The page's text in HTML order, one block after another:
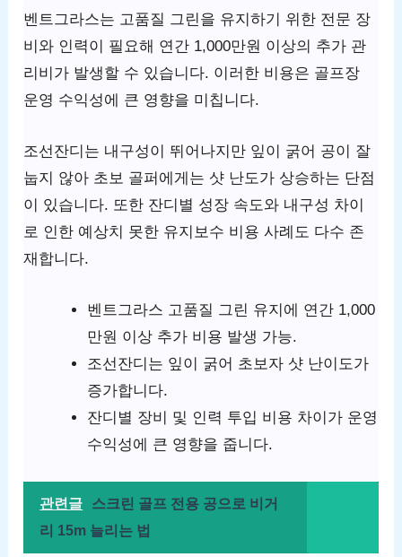
벤트그라스는 고품질 그린을 유지하기 위한 전문 장
비와 인력이 필요해 연간 1,000만원 이상의 추가 관
리비가 발생할 수 있습니다. 이러한 비용은 골프장
운영 수익성에 큰 영향을 미칩니다.
조선잔디는 내구성이 뛰어나지만 잎이 굵어 공이 잘
눕지 않아 초보 골퍼에게는 샷 난도가 상승하는 단점
이 있습니다. 또한 잔디별 성장 속도와 내구성 차이
로 인한 예상치 못한 유지보수 비용 사례도 다수 존
재합니다.
벤트그라스 고품질 그린 유지에 연간 1,000
만원 이상 추가 비용 발생 가능.
조선잔디는 잎이 굵어 초보자 샷 난이도가
증가합니다.
잔디별 장비 및 인력 투입 비용 차이가 운영
수익성에 큰 영향을 줍니다.
관련글
스크린 골프 전용 공으로 비거
리 15m 늘리는 법